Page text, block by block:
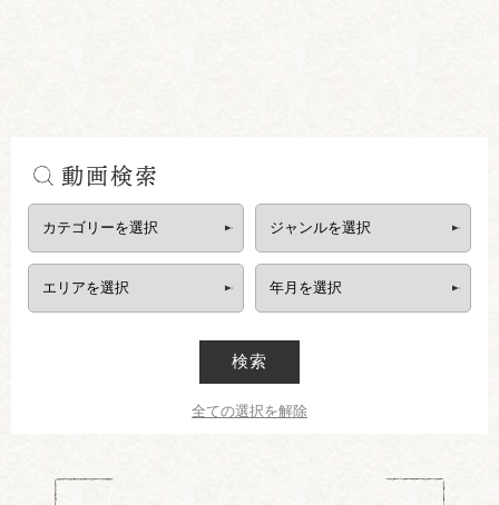
動画検索
検索
全ての選択を解除